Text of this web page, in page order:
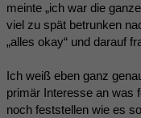
meinte „ich war die
viel zu spät betrunken
„alles okay“ und darauf
Ich weiß eben ganz
primär Interesse an was
noch feststellen wie es